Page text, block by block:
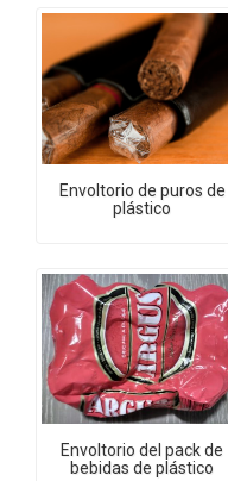
Envoltorio de puros de
plástico
Envoltorio del pack de
bebidas de plástico